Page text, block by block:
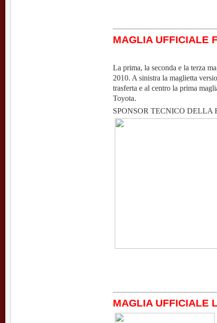
MAGLIA UFFICIALE
La prima, la seconda e la terza
2010. A sinistra la maglietta
trasferta e al centro la prima
Toyota.
SPONSOR TECNICO
MAGLIA UFFICIALE